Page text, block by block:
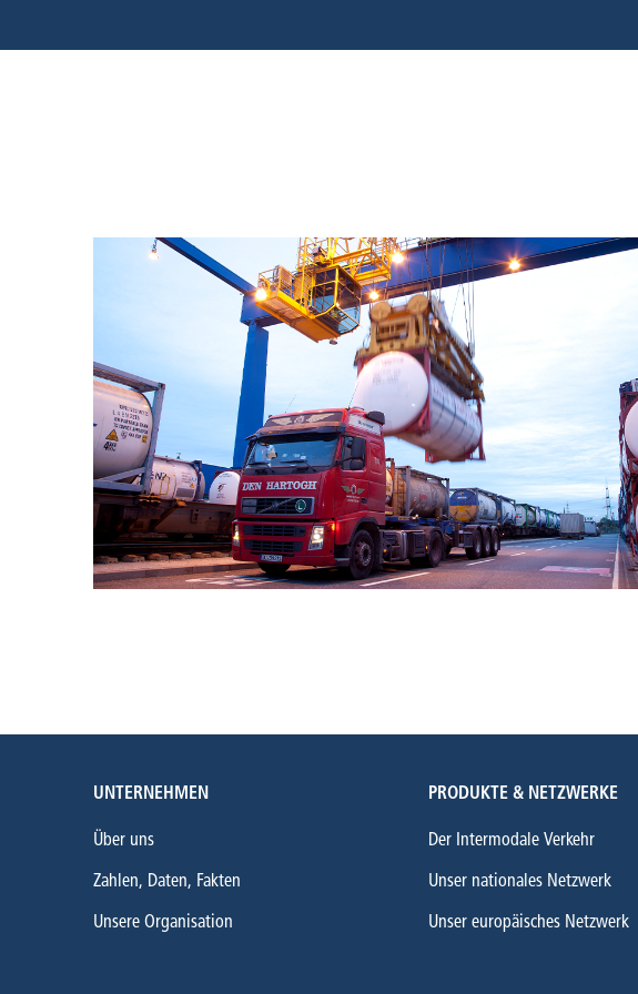
UNTERNEHMEN
Über uns
Zahlen, Daten, Fakten
Unsere Organisation
PRODUKTE & NETZWERKE
Der Intermodale Verkehr
Unser nationales Netzwerk
Unser europäisches Netzwerk